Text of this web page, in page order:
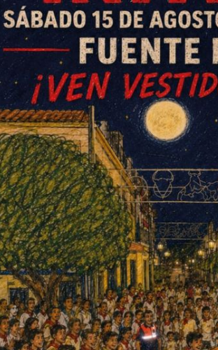
Mestre, en un comunicado
el Ayuntamiento, propone
el nombre de Brigada
de todos los grupos
de los militares de Cerro
enviada el 30 de marzo por los
la ELA de Ochavillo del Río,
Colonia para llevar a cabo labores de